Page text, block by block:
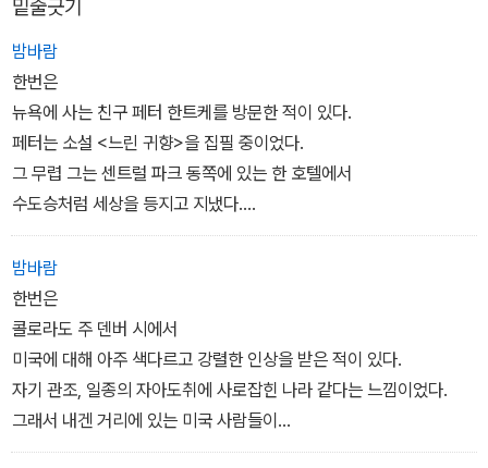
미국 대륙을 횡단하다 마틴 스콜세지와 이사벨라 로셀리니를 만나질
않나, 화장실에서는 「열정의 제국」의 감독 오시마 나기사와 마주치기
도 한다. 그는 매우 간결한 문체로 이 책에 실린 사진에 ‘한번은’으로
시작하는 글을 붙였다.
밑줄긋기
밤바람
한번은
뉴욕에 사는 친구 페터 한트케를 방문한 적이 있다.
페터는 소설 <느린 귀향>을 집필 중이었다.
그 무렵 그는 센트럴 파크 동쪽에 있는 한 호텔에서
수도승처럼 세상을 등지고 지냈다.
나의 짧은 방문조차도 그는 혼란스러운 듯했다.
난 그가 작업을 하는 책상 사진을 한 번 찍고,
함께 산책을 하면서 엉덩이 높이에 카메라를 두고 스냅 샷 한 번,
그리고 헤어지면서 저만치 멀어지는 그의 뒷모습을 한 장 찍었다.
나중에 그의 소설 <느린 귀향>을 읽고 난 후에야
비로소 그의 뒷모습을 바라보면서 내가 느꼈던
그를 짓누르던 부담감을 이해할 수 있었다. (136)
밤바람
한번은
콜로라도 주 덴버 시에서
미국에 대해 아주 색다르고 강렬한 인상을 받은 적이 있다.
자기 관조, 일종의 자아도취에 사로잡힌 나라 같다는 느낌이었다.
그래서 내겐 거리에 있는 미국 사람들이
고향이 없는 사람들처럼 보였다. (178)